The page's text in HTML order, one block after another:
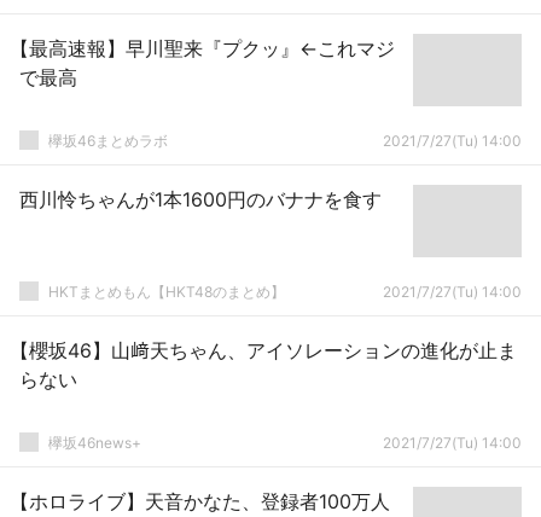
【最高速報】早川聖来『プクッ』←これマジ
で最高
欅坂46まとめラボ 2021/7/27(Tu) 14:00
西川怜ちゃんが1本1600円のバナナを食す
HKTまとめもん【HKT48のまとめ】 2021/7/27(Tu) 14:00
【櫻坂46】山﨑天ちゃん、アイソレーションの進化が止ま
らない
欅坂46news+ 2021/7/27(Tu) 14:00
【ホロライブ】天音かなた、登録者100万人